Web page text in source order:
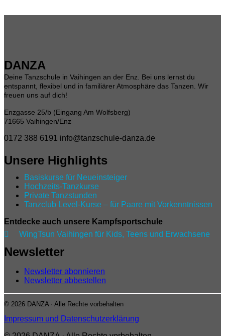
DANZA
Deine Tanzschule in Vaihingen an der Enz. Bei uns lernst du
entspannt, flexibel und in familiärer Atmosphäre das Tanzen. Wir
freuen uns auf dich!
Enzgasse 25/b (Eingang Am Wolfsberg)
71665 Vaihingen/Enz
0172 388 6191 info@tanzschule-danza.de
Unsere Highlights
Basiskurse für Neueinsteiger
Hochzeits-Tanzkurse
Private Tanzstunden
Tanzclub Level‑Kurse – für Paare mit Vorkenntnissen
Entdecke auch unsere Kampfsportschule

WingTsun Vaihingen für Kids, Teens und Erwachsene
Newsletter
Newsletter abonnieren
Newsletter abbestellen
© 2026 DANZA · Alle Rechte vorbehalten
Impressum und Datenschutzerklärung